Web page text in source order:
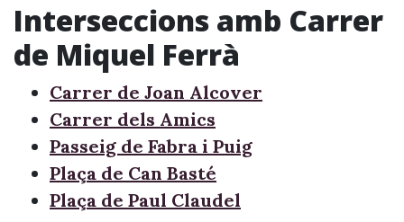
Interseccions amb Carrer
de Miquel Ferrà
Carrer de Joan Alcover
Carrer dels Amics
Passeig de Fabra i Puig
Plaça de Can Basté
Plaça de Paul Claudel